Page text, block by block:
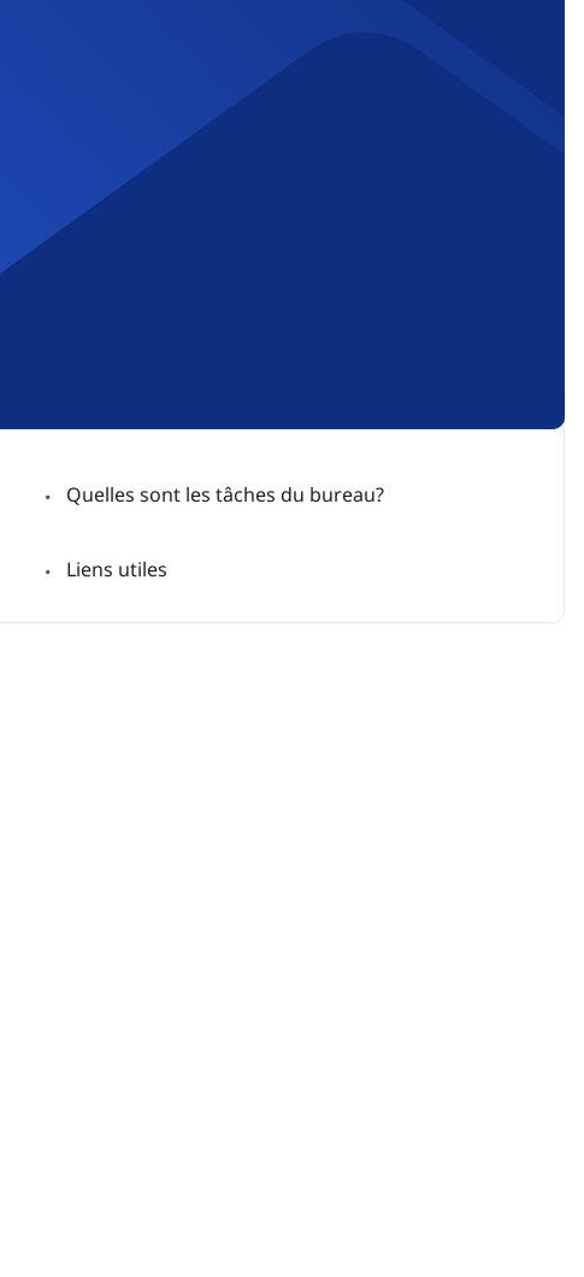
Quelles sont les tâches du bureau?
Liens utiles